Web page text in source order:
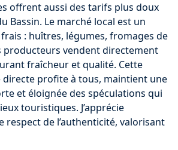
offrent aussi des tarifs plus doux
Bassin. Le marché local est un
: huîtres, légumes, fromages de
producteurs vendent directement
fraîcheur et qualité. Cette
directe profite à tous, maintient une
et éloignée des spéculations qui
touristiques. J’apprécie
respect de l’authenticité, valorisant